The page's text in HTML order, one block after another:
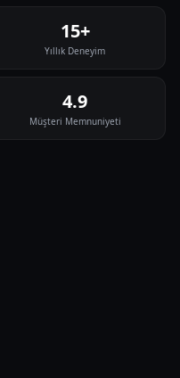
15+
Yıllık Deneyim
4.9
Müşteri Memnuniyeti